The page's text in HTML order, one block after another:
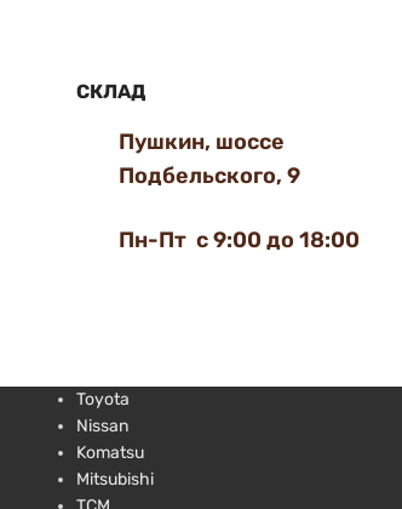
СКЛАД
Пушкин, шоссе
Подбельского, 9
Пн-Пт с 9:00 до 18:00
Toyota
Nissan
Komatsu
Mitsubishi